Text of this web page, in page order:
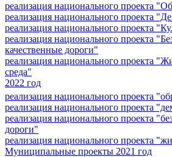
реализация национального проекта
реализация национального проекта
реализация национального проекта
реализация национального проекта
качественные дороги"
реализация национального проекта
среда"
2022 год
реализация национального проекта
реализация национального проекта
реализация национального проекта
дороги"
реализация национального проекта
Муниципальные проекты 2021 год